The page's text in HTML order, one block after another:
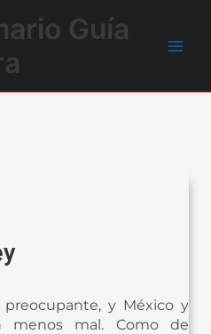
Guía
y México y
menos mal. Como de